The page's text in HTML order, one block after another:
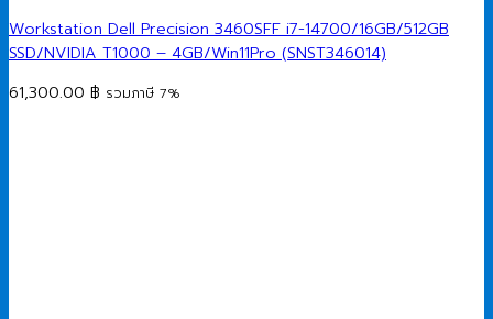
Workstation Dell Precision 3460SFF i7-14700/16GB/512GB
SSD/NVIDIA T1000 – 4GB/Win11Pro (SNST346014)
61,300.00 ฿ รวมภาษี 7%